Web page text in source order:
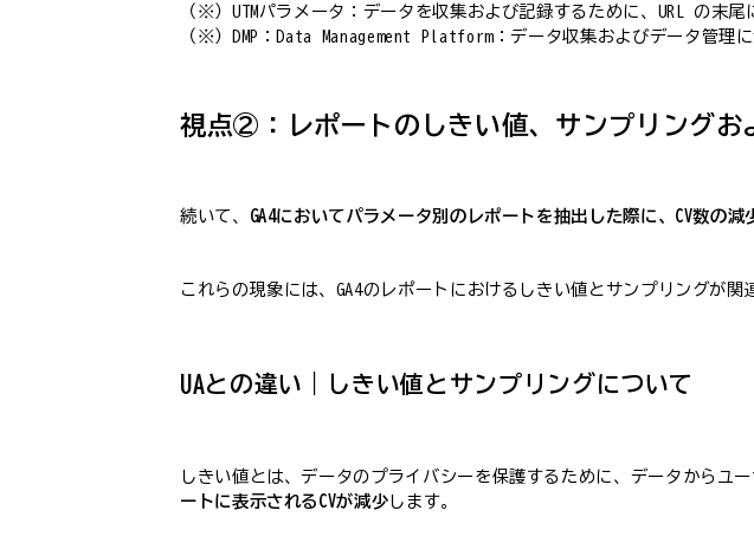
（※）UTMパラメータ：データを収集および記録するために、URL の末
（※）DMP：Data Management Platform：データ収集およびデータ管理
視点②：レポートのしきい値、サンプリングお
続いて、 GA4においてパラメータ別のレポートを抽出した際に、CV数の
これらの現象には、GA4のレポートにおけるしきい値とサンプリングが関
UAとの違い｜しきい値とサンプリングについて
しきい値とは、データのプライバシーを保護するために、データからユ
ートに表示されるCVが減少 します。